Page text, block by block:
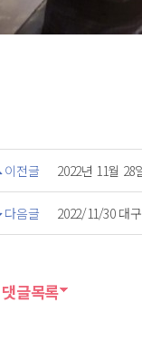
이전글 2022년 11월 28
다음글 2022/11/30 대
댓글목록